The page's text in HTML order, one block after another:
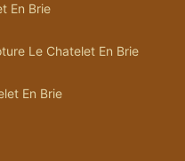
En Brie
Le Chatelet En Brie
En Brie